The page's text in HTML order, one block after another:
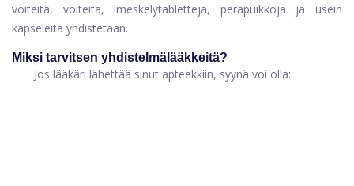
voiteita, voiteita, imeskelytabletteja, peräpuikkoja ja usein
kapseleita yhdistetään.
Miksi tarvitsen yhdistelmälääkkeitä?
Jos lääkäri lähettää sinut apteekkiin, syynä voi olla: